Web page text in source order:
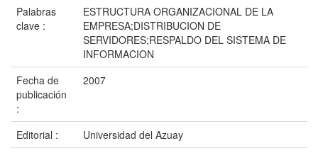
Palabras
clave :
ESTRUCTURA ORGANIZACIONAL DE LA
EMPRESA;DISTRIBUCION DE
SERVIDORES;RESPALDO DEL SISTEMA DE
INFORMACION
Fecha de
publicación
:
2007
Editorial :
Universidad del Azuay